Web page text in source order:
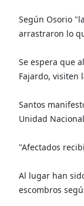
Según Osorio
arrastraron lo
Se espera que
Fajardo, visiten
Santos
Unidad
"Afectados
Al lugar han
escombros